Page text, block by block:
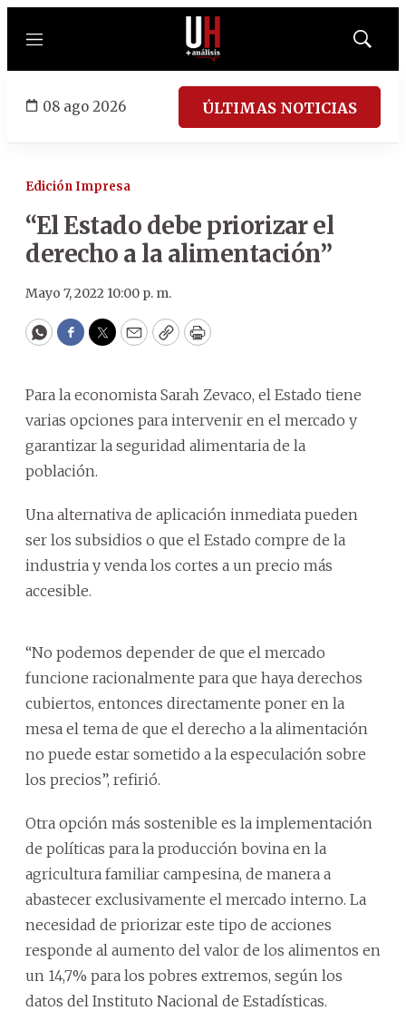
Menú
Mostrar
08 ago 2026 ÚLTIMAS NOTICIAS
Edición Impresa
“El Estado debe priorizar el
derecho a la alimentación”
Mayo 7, 2022 10:00 p. m.
WhatsApp
Facebook
Twitter
EmailCopyPrint
Para la economista Sarah Zevaco, el Estado tiene
varias opciones para intervenir en el mercado y
garantizar la seguridad alimentaria de la
población.
Una alternativa de aplicación inmediata pueden
ser los subsidios o que el Estado compre de la
industria y venda los cortes a un precio más
accesible.
“No podemos depender de que el mercado
funcione racionalmente para que haya derechos
cubiertos, entonces directamente poner en la
mesa el tema de que el derecho a la alimentación
no puede estar sometido a la especulación sobre
los precios”, refirió.
Otra opción más sostenible es la implementación
de políticas para la producción bovina en la
agricultura familiar campesina, de manera a
abastecer exclusivamente el mercado interno. La
necesidad de priorizar este tipo de acciones
responde al aumento del valor de los alimentos en
un 14,7% para los pobres extremos, según los
datos del Instituto Nacional de Estadísticas.